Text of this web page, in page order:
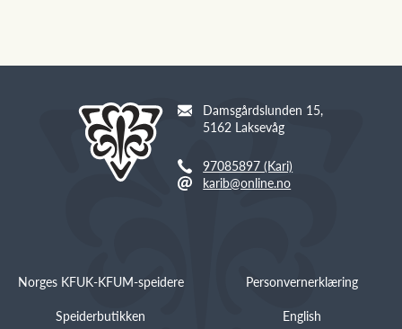
Damsgårdslunden 15,
5162 Laksevåg
97085897 (Kari)
karib@online.no
Norges KFUK-KFUM-speidere
Speiderbutikken
Personvernerklæring
English